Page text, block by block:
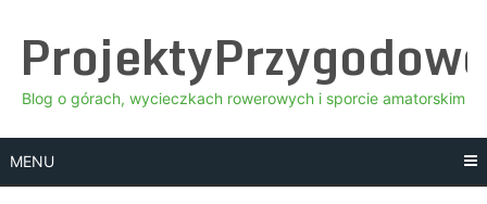
content
Blog o górach, wycieczkach rowerowych i sporcie amatorskim
MENU